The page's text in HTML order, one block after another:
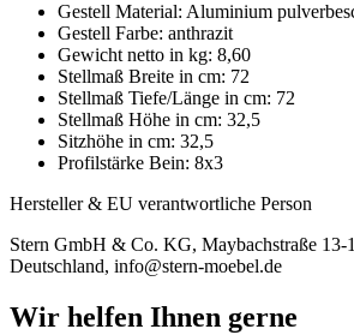
Gestell Material: Aluminium
Gestell Farbe: anthrazit
Gewicht netto in kg: 8,60
Stellmaß Breite in cm: 72
Stellmaß Tiefe/Länge in cm: 72
Stellmaß Höhe in cm: 32,5
Sitzhöhe in cm: 32,5
Profilstärke Bein: 8x3
Hersteller & EU verantwortliche Person
Stern GmbH & Co. KG, Maybachstraße 13-
Deutschland, info@stern-moebel.de
Wir helfen Ihnen gerne